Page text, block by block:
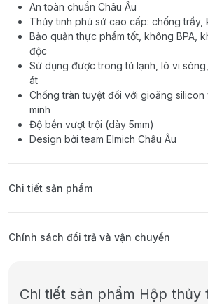
An toàn chuẩn Châu Âu
Thủy tinh phủ sứ cao cấp: chống trầy,
Bảo quản thực phẩm tốt, không BPA,
độc
Sử dụng được trong tủ lạnh, lò vi
át
Chống tràn tuyệt đối với gioăng
minh
Độ bền vượt trội (dày 5mm)
Design bởi team Elmich Châu Âu
Chi tiết sản phẩm
Chính sách đổi trả và vận chuyển
Chi tiết sản phẩm Hộp thủy